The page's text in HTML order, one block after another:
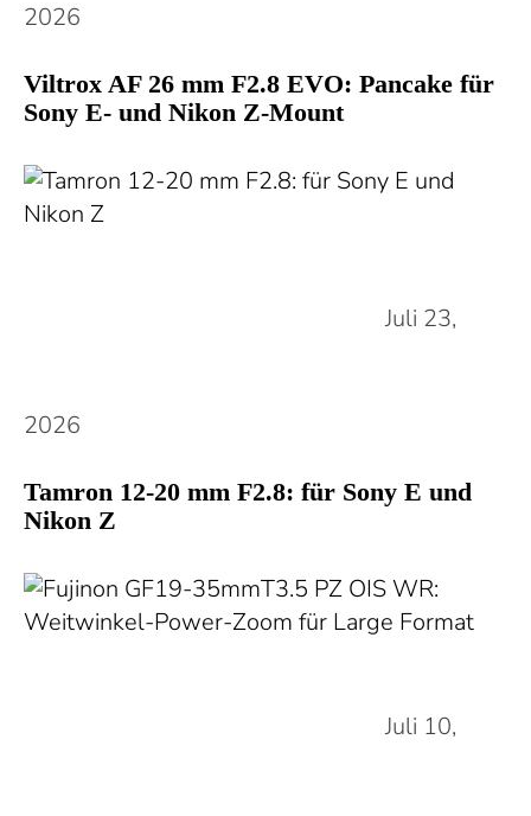
2026
Viltrox AF 26 mm F2.8 EVO: Pancake für
Sony E- und Nikon Z-Mount
Juli 23,
2026
Tamron 12-20 mm F2.8: für Sony E und
Nikon Z
Juli 10,